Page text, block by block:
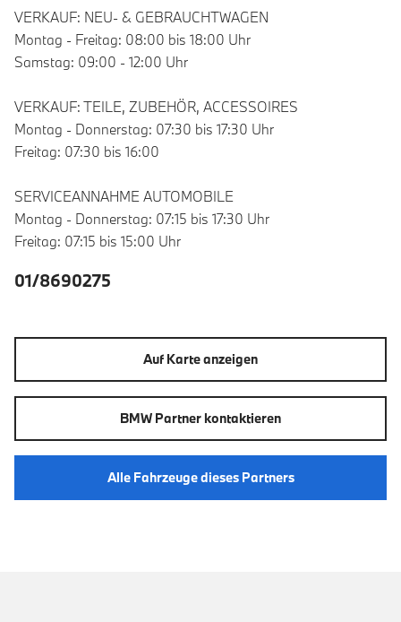
VERKAUF: NEU- & GEBRAUCHTWAGEN
Montag - Freitag: 08:00 bis 18:00 Uhr
Samstag: 09:00 - 12:00 Uhr
VERKAUF: TEILE, ZUBEHÖR, ACCESSOIRES
Montag - Donnerstag: 07:30 bis 17:30 Uhr
Freitag: 07:30 bis 16:00
SERVICEANNAHME AUTOMOBILE
Montag - Donnerstag: 07:15 bis 17:30 Uhr
Freitag: 07:15 bis 15:00 Uhr
01/8690275
Auf Karte anzeigen
BMW Partner kontaktieren
Alle Fahrzeuge dieses Partners